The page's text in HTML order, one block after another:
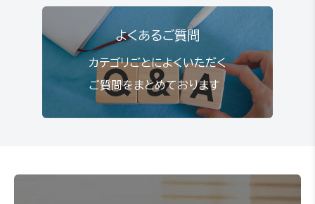
よくあるご質問
カテゴリごとによくいただく
ご質問をまとめております